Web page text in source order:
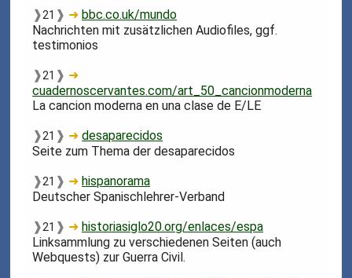
❱21 ❱ ➜bbc.co.uk/mundo
Nachrichten mit zusätzlichen Audiofiles, ggf.
testimonios
❱21 ❱ ➜
cuadernoscervantes.com/art_50_cancionmoderna
La cancion moderna en una clase de E/LE
❱21 ❱ ➜desaparecidos
Seite zum Thema der desaparecidos
❱21 ❱ ➜hispanorama
Deutscher Spanischlehrer-Verband
❱21 ❱ ➜historiasiglo20.org/enlaces/espa
Linksammlung zu verschiedenen Seiten (auch
Webquests) zur Guerra Civil.